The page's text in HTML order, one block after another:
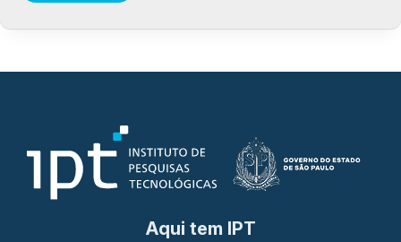
Aqui tem IPT